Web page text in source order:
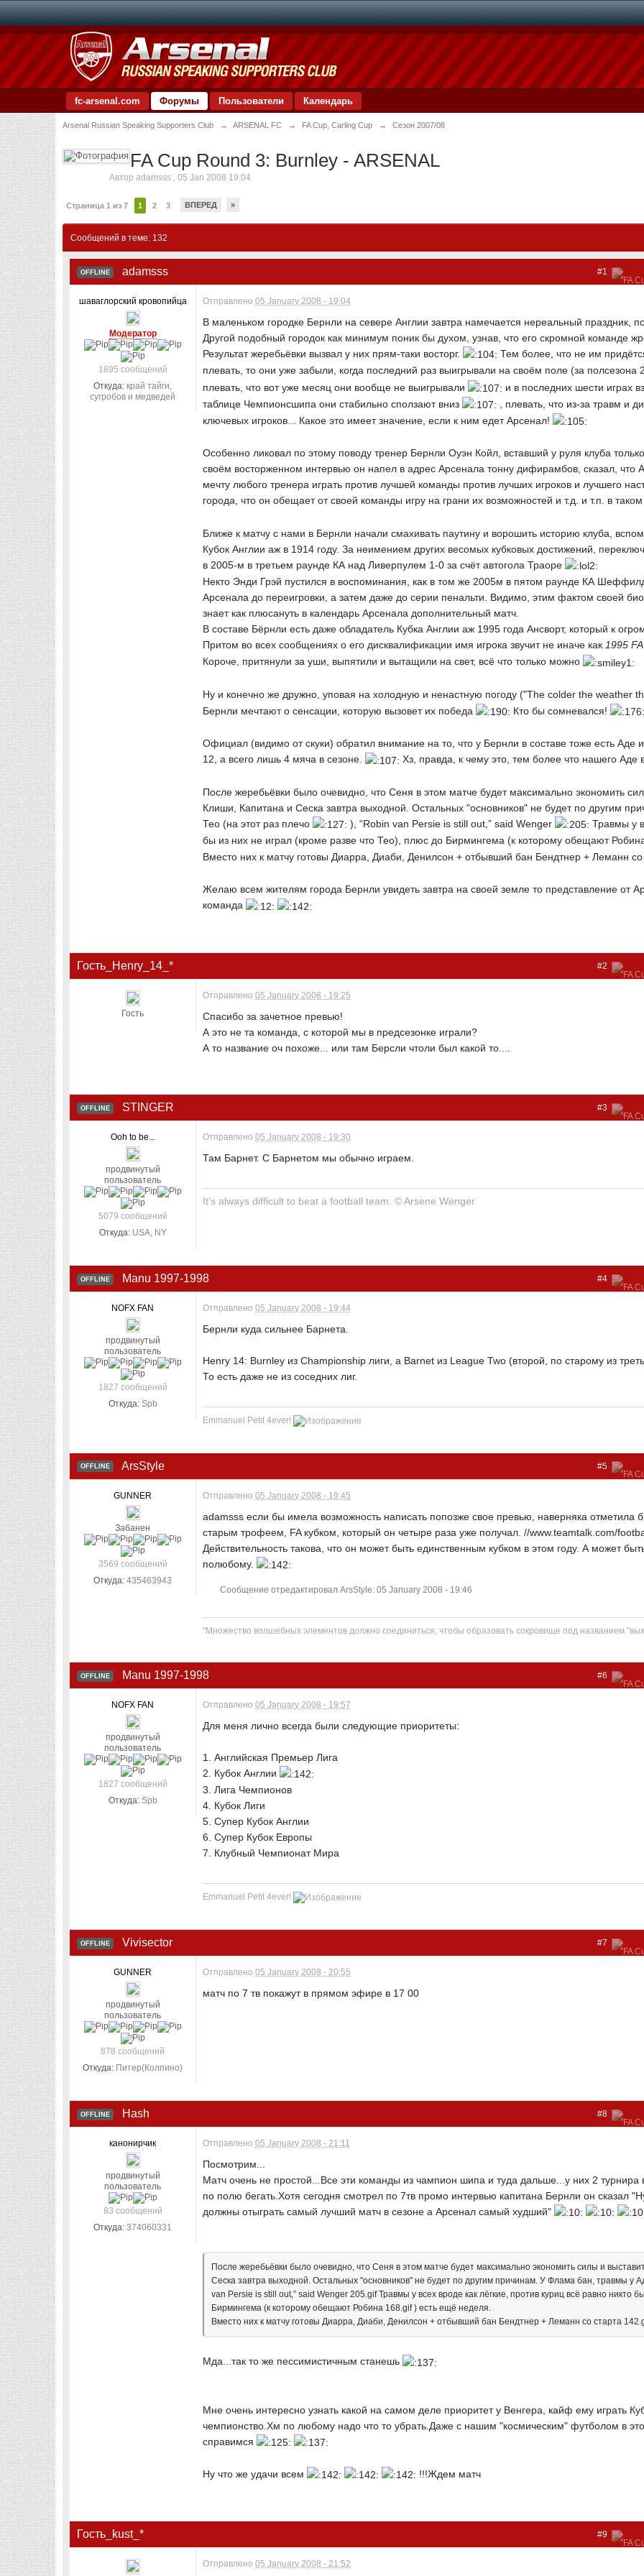
fc-arsenal.com Форумы Пользователи Календарь
Arsenal Russian Speaking Supporters Club → ARSENAL FC → FA Cup, Carling Cup → Сезон 2007/08
FA Cup Round 3: Burnley - ARSENAL
Авторadamsss ,05 Jan 2008 19:04
Страница 1 из 7 1 2 3 ВПЕРЕД »
Сообщений в теме: 132
#1
OFFLINE adamsss
шаваглорский кровопийца
Модератор
1895 сообщений
Откуда: край тайги,
сугробов и медведей
Отправлено05 January 2008 - 19:04
В маленьком городке Бернли на севере Англии завтра намечается нереальный праздник,
Другой подобный городок как минимум поник бы духом, узнав, что его скромной команде
Результат жеребьёвки вызвал у них прям-таки восторг.
Тем более, что не им
плевать, то они уже забыли, когда последний раз выигрывали на своём поле (за
плевать, что вот уже месяц они вообще не выигрывали
и в последних шести играх
таблице Чемпионсшипа они стабильно сползают вниз
, плевать, что из-за травм и
ключевых игроков... Какое это имеет значение, если к ним едет Арсенал!
Особенно ликовал по этому поводу тренер Бернли Оуэн Койл, вставший у руля клуба
своём восторженном интервью он напел в адрес Арсенала тонну дифирамбов, сказал, что
мечту любого тренера играть против лучшей команды против лучших игроков и лучшего
города, что он обещает от своей команды игру на грани их возможностей и т.д. и т.п. в
Ближе к матчу с нами в Бернли начали смахивать паутину и ворошить историю клуба,
Кубок Англии аж в 1914 году. За неимением других весомых кубковых достижений,
в 2005-м в третьем раунде КА над Ливерпулем 1-0 за счёт автогола Траоре
Некто Энди Грэй пустился в воспоминания, как в том же 2005м в пятом раунде КА
Арсенала до переигровки, а затем даже до серии пенальти. Видимо, этим фактом своей
знает как плюсануть в календарь Арсенала дополнительный матч.
В составе Бёрнли есть даже обладатель Кубка Англии аж 1995 года Ансворт, который к
Притом во всех сообщениях о его дисквалификации имя игрока звучит не иначе как 1995
Короче, притянули за уши, выпятили и вытащили на свет, всё что только можно
Ну и конечно же дружно, уповая на холодную и ненастную погоду ("The colder the weather
Бернли мечтают о сенсации, которую вызовет их победа
Кто бы сомневался!
Официал (видимо от скуки) обратил внимание на то, что у Бернли в составе тоже есть
12, а всего лишь 4 мяча в сезоне.
Хз, правда, к чему это, тем более что нашего Аде
После жеребьёвки было очевидно, что Сеня в этом матче будет максимально экономить
Клиши, Капитана и Сеска завтра выходной. Остальных "основников" не будет по другим
Тео (на этот раз плечо
), “Robin van Persie is still out,” said Wenger
Травмы у
бы из них не играл (кроме разве что Тео), плюс до Бирмингема (к которому обещают
Вместо них к матчу готовы Диарра, Диаби, Денилсон + отбывший бан Бендтнер + Леманн
Желаю всем жителям города Бернли увидеть завтра на своей земле то представление от
команда
#2
Гость_Henry_14_*
Гость
Отправлено05 January 2008 - 19:25
Спасибо за зачетное превью!
А это не та команда, с которой мы в предсезонке играли?
А то название оч похоже... или там Берсли чтоли был какой то....
#3
OFFLINE STINGER
Ooh to be...
продвинутый
пользователь
5079 сообщений
Откуда: USA, NY
Отправлено05 January 2008 - 19:30
Там Барнет. С Барнетом мы обычно играем.
It’s always difficult to beat a football team. © Arsene Wenger
#4
OFFLINE Manu 1997-1998
NOFX FAN
продвинутый
пользователь
1827 сообщений
Откуда: Spb
Отправлено05 January 2008 - 19:44
Бернли куда сильнее Барнета.
Henry 14: Burnley из Championship лиги, а Barnet из League Two (второй, по старому из
То есть даже не из соседних лиг.
Emmanuel Petit 4ever!
#5
OFFLINE ArsStyle
GUNNER
Забанен
3569 сообщений
Откуда: 435463943
Отправлено05 January 2008 - 19:45
adamsss если бы имела возможность написать попозже свое превью, наверняка отметила
старым трофеем, FA кубком, который он четыре раза уже получал. //www.teamtalk.com/
Действительность такова, что он может быть единственным кубком в этом году. А может
полюбому.
Сообщение отредактировал ArsStyle: 05 January 2008 - 19:46
"Множество волшебных элементов должно соединиться, чтобы образовать сокровище под названием
#6
OFFLINE Manu 1997-1998
NOFX FAN
продвинутый
пользователь
1827 сообщений
Откуда: Spb
Отправлено05 January 2008 - 19:57
Для меня лично всегда были следующие приоритеты:
1. Английская Премьер Лига
2. Кубок Англии
3. Лига Чемпионов
4. Кубок Лиги
5. Супер Кубок Англии
6. Супер Кубок Европы
7. Клубный Чемпионат Мира
Emmanuel Petit 4ever!
#7
OFFLINE Vivisector
GUNNER
продвинутый
пользователь
878 сообщений
Откуда: Питер(Колпино)
Отправлено05 January 2008 - 20:55
матч по 7 тв покажут в прямом эфире в 17 00
#8
OFFLINE Hash
канонирчик
продвинутый
пользователь
83 сообщений
Откуда: 374060331
Отправлено05 January 2008 - 21:11
Посмотрим...
Матч очень не простой...Все эти команды из чампион шипа и туда дальше...у них 2 турнира
по полю бегать.Хотя сегодня смотрел по 7тв промо интервью капитана Бернли он сказал
должны отыграть самый лучший матч в сезоне а Арсенал самый худший"
После жеребьёвки было очевидно, что Сеня в этом матче будет максимально экономить силы и
Сеска завтра выходной. Остальных "основников" не будет по другим причинам. У Флама бан, травмы у
van Persie is still out,” said Wenger 205.gif Травмы у всех вроде как лёгкие, против куриц всё равно никто
Бирмингема (к которому обещают Робина 168.gif ) есть ещё неделя.
Вместо них к матчу готовы Диарра, Диаби, Денилсон + отбывший бан Бендтнер + Леманн со старта
Мда...так то же пессимистичным станешь
Мне очень интересно узнать какой на самом деле приоритет у Венгера, кайф ему играть
чемпионство.Хм по любому надо что то убрать.Даже с нашим "космическим" футболом в
справимся
Ну что же удачи всем !!!Ждем матч
#9
Гость_kust_*
Отправлено05 January 2008 - 21:52